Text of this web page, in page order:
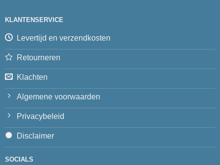
KLANTENSERVICE
Levertijd en verzendkosten
Retourneren
Klachten
Algemene voorwaarden
Privacybeleid
Disclaimer
SOCIALS